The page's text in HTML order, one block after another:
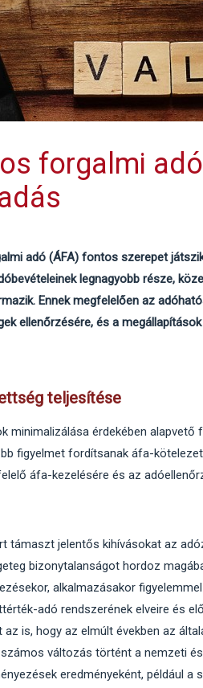
forgalmi
adó (ÁFA) fontos szerepet
legnagyobb része,
Ennek megfelelően az
ellenőrzésére, és a
teljesítése
minimalizálása érdekében alapvető
figyelmet fordítsanak áfa-
áfa-kezelésére és az
támaszt jelentős kihívásokat az
bizonytalanságot hordoz
alkalmazásakor
adó rendszerének elveire és
az is, hogy az elmúlt években az
változás történt a nemzeti
eredményeként, például a